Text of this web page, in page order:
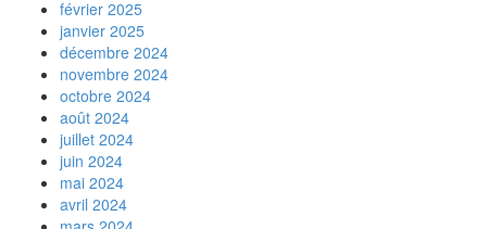
février 2025
janvier 2025
décembre 2024
novembre 2024
octobre 2024
août 2024
juillet 2024
juin 2024
mai 2024
avril 2024